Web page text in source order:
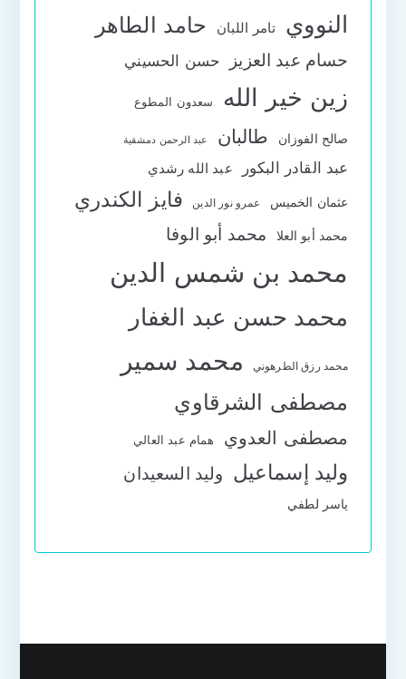
النووي تامر اللبان حامد الطاهر
حسام عبد العزيز حسن الحسيني
زين خير الله سعدون المطوع
صالح الفوزان طالبان عبد الرحمن دمشقية
عبد القادر البكور عبد الله رشدي
عثمان الخميس عمرو نور الدين فايز الكندري
محمد أبو العلا محمد أبو الوفا
محمد بن شمس الدين
محمد حسن عبد الغفار
محمد رزق الطرهوني محمد سمير
مصطفى الشرقاوي
مصطفى العدوي همام عبد العالي
وليد إسماعيل وليد السعيدان
ياسر لطفي